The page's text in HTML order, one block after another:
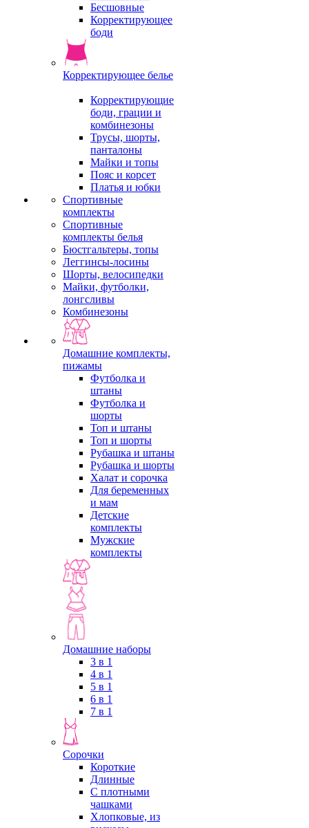
Бесшовные
Корректирующее
боди
Корректирующее белье
Корректирующие
боди, грации и
комбинезоны
Трусы, шорты,
панталоны
Майки и топы
Пояс и корсет
Платья и юбки
Спортивные
комплекты
Спортивные
комплекты белья
Бюстгальтеры, топы
Леггинсы-лосины
Шорты, велосипедки
Майки, футболки,
лонгсливы
Комбинезоны
Домашние комплекты,
пижамы
Футболка и
штаны
Футболка и
шорты
Топ и штаны
Топ и шорты
Рубашка и штаны
Рубашка и шорты
Халат и сорочка
Для беременных
и мам
Детские
комплекты
Мужские
комплекты
Домашние наборы
3 в 1
4 в 1
5 в 1
6 в 1
7 в 1
Сорочки
Короткие
Длинные
С плотными
чашками
Хлопковые, из